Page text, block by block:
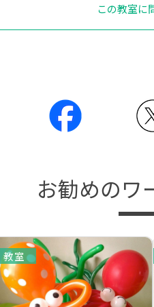
この教室に
お勧めのワ
教室